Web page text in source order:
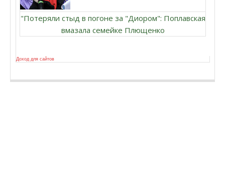
"Потеряли стыд в погоне за "Диором": Поплавская
вмазала семейке Плющенко
Доход для сайтов